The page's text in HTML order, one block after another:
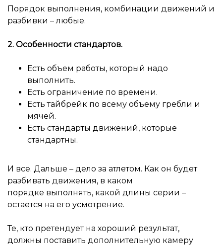
Порядок выполнения, комбинации движений и
разбивки – любые.
2. Особенности стандартов.
Есть объем работы, который надо
выполнить.
Есть ограничение по времени.
Есть тайбрейк по всему объему гребли и
мячей.
Есть стандарты движений, которые
стандартны.
И все. Дальше – дело за атлетом. Как он будет
разбивать движения, в каком
порядке выполнять, какой длины серии –
остается на его усмотрение.
Те, кто претендует на хороший результат,
должны поставить дополнительную камеру